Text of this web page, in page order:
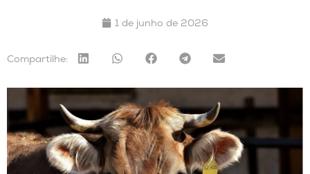
1 de junho de 2026
Compartilhe: